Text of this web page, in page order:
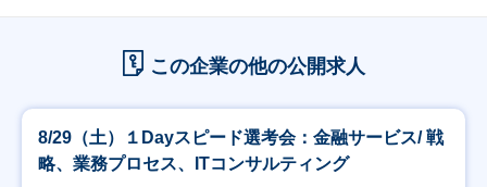
この企業の他の公開求人
8/29（土）１Dayスピード選考会：金融サービス/ 戦
略、業務プロセス、ITコンサルティング